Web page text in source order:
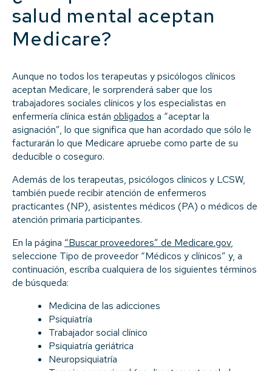
salud mental aceptan
Medicare?
Aunque no todos los terapeutas y psicólogos clínicos
aceptan Medicare, le sorprenderá saber que los
trabajadores sociales clínicos y los especialistas en
enfermería clínica están obligados a “aceptar la
asignación”, lo que significa que han acordado que sólo le
facturarán lo que Medicare apruebe como parte de su
deducible o coseguro.
Además de los terapeutas, psicólogos clínicos y LCSW,
también puede recibir atención de enfermeros
practicantes (NP), asistentes médicos (PA) o médicos de
atención primaria participantes.
En la página “Buscar proveedores” de Medicare.gov,
seleccione Tipo de proveedor “Médicos y clínicos” y, a
continuación, escriba cualquiera de los siguientes términos
de búsqueda:
Medicina de las adicciones
Psiquiatría
Trabajador social clínico
Psiquiatría geriátrica
Neuropsiquiatría